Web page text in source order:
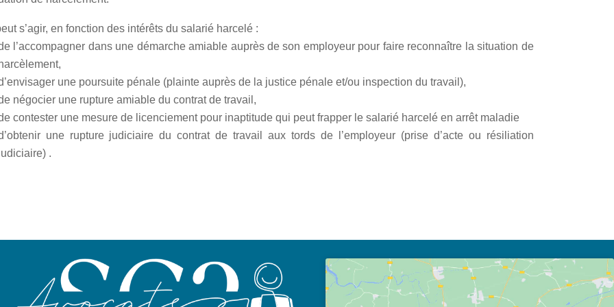
s’agir, en fonction des intérêts du salarié harcelé :
l’accompagner dans une démarche amiable auprès de son employeur pour faire reconnaître la situation de
une poursuite pénale (plainte auprès de la justice pénale et/ou inspection du travail),
négocier une rupture amiable du contrat de travail,
contester une mesure de licenciement pour inaptitude qui peut frapper le salarié harcelé en arrêt maladie
une rupture judiciaire du contrat de travail aux tords de l’employeur (prise d’acte ou résiliation
.